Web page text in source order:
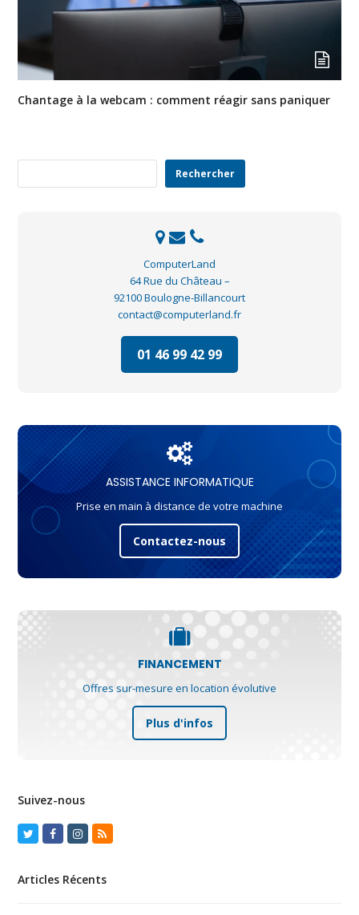
Chantage à la webcam : comment réagir sans paniquer
Rechercher
ComputerLand
64 Rue du Château –
92100 Boulogne-Billancourt
contact@computerland.fr
01 46 99 42 99
ASSISTANCE INFORMATIQUE
Prise en main à distance de votre machine
Contactez-nous
FINANCEMENT
Offres sur-mesure en location évolutive
Plus d'infos
Suivez-nous
TwitterFacebook
Instagram
RSS
Articles Récents